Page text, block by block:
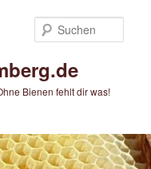
Bienen fehlt dir was!